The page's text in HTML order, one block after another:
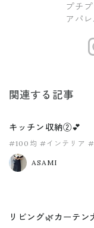
プチ
アパ
関連する記事
キッチン収納②💕
#100均 #インテリア #
#セリア
ASAMI
リビング🌿カーテン